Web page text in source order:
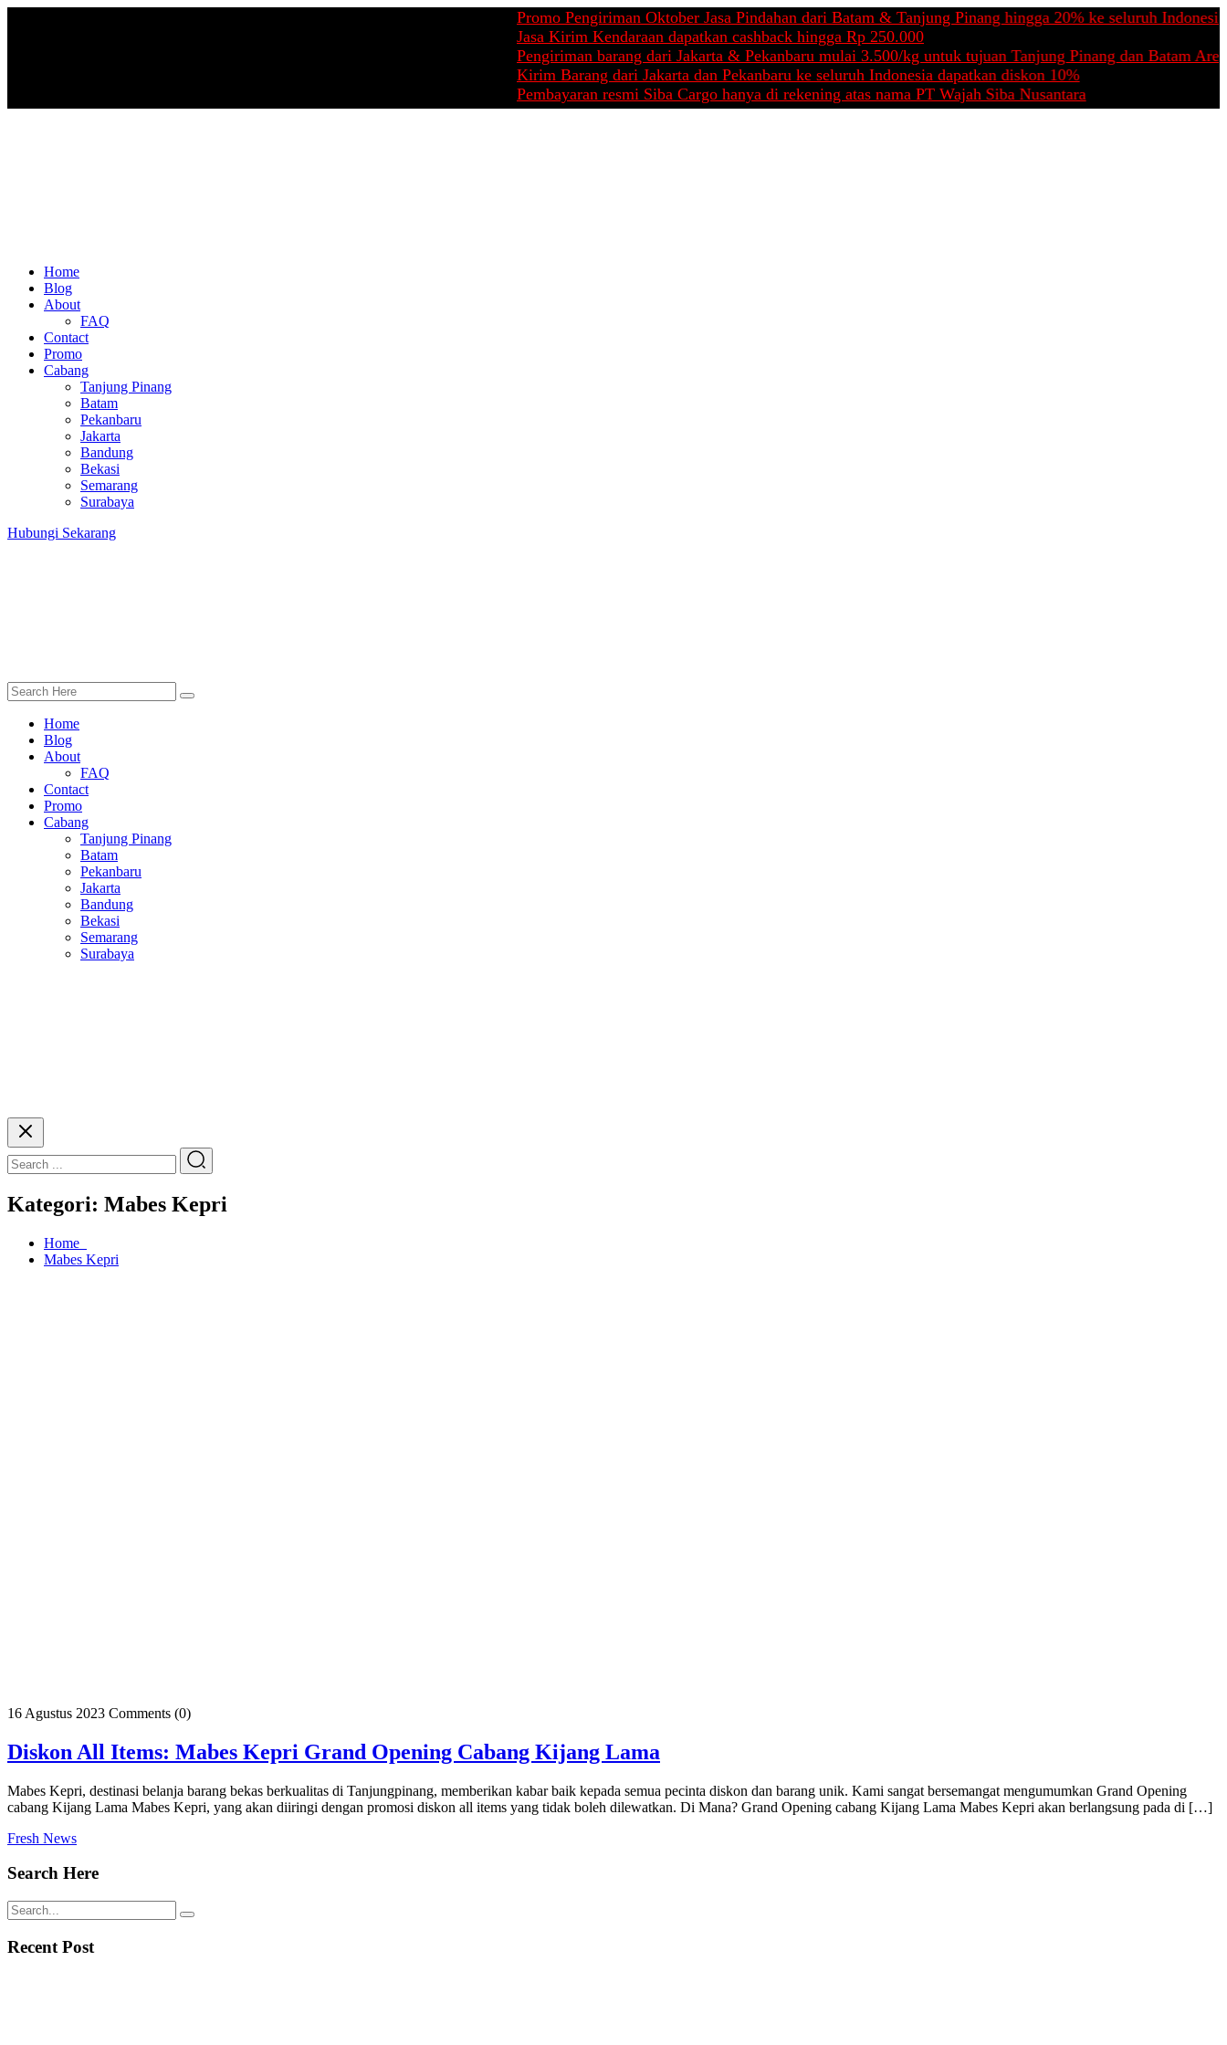
Promo Pengiriman Oktober Jasa Pindahan dari Batam & Tanjung Pinang hingga 20% ke seluruh Indonesia
Jasa Kirim Kendaraan dapatkan cashback hingga Rp 250.000
Pengiriman barang dari Jakarta & Pekanbaru mulai 3.500/kg untuk tujuan Tanjung Pinang dan Batam Area
Kirim Barang dari Jakarta dan Pekanbaru ke seluruh Indonesia dapatkan diskon 10%
Pembayaran resmi Siba Cargo hanya di rekening atas nama PT Wajah Siba Nusantara
Home
Blog
About
FAQ
Contact
Promo
Cabang
Tanjung Pinang
Batam
Pekanbaru
Jakarta
Bandung
Bekasi
Semarang
Surabaya
Hubungi Sekarang
Home
Blog
About
FAQ
Contact
Promo
Cabang
Tanjung Pinang
Batam
Pekanbaru
Jakarta
Bandung
Bekasi
Semarang
Surabaya
Kategori: Mabes Kepri
Home
Mabes Kepri
16 Agustus 2023 Comments (0)
Diskon All Items: Mabes Kepri Grand Opening Cabang Kijang Lama
Mabes Kepri, destinasi belanja barang bekas berkualitas di Tanjungpinang, memberikan kabar baik kepada semua pecinta diskon dan barang unik. Kami sangat bersemangat mengumumkan Grand Opening
cabang Kijang Lama Mabes Kepri, yang akan diiringi dengan promosi diskon all items yang tidak boleh dilewatkan. Di Mana? Grand Opening cabang Kijang Lama Mabes Kepri akan berlangsung pada di […]
Fresh News
Search Here
Recent Post